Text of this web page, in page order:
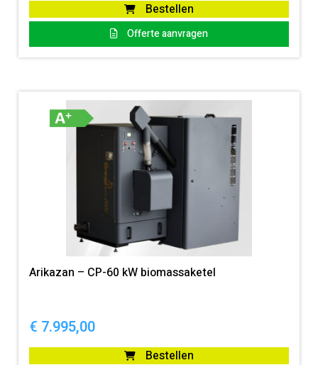
Bestellen
Offerte aanvragen
Arikazan – CP-60 kW biomassaketel
€ 7.995,00
Bestellen